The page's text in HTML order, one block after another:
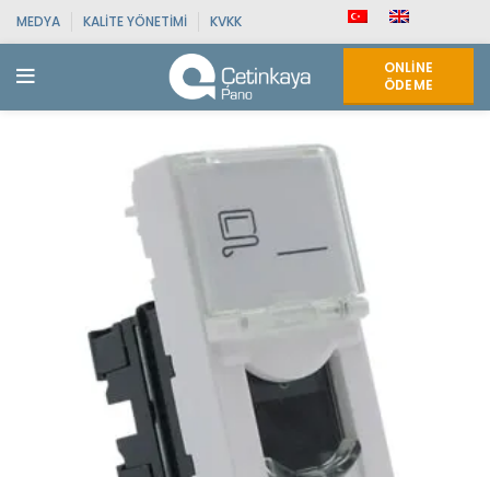
MEDYA KALITE YÖNETIMI KVKK
ONLINE
ÖDEME